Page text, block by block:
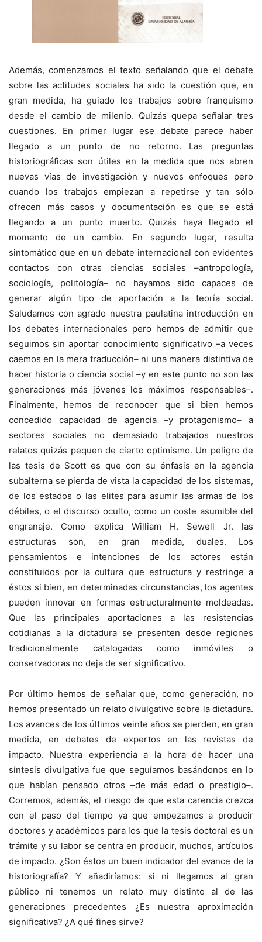
Además, comenzamos el texto señalando que el debate
sobre las actitudes sociales ha sido la cuestión que, en
gran medida, ha guiado los trabajos sobre franquismo
desde el cambio de milenio. Quizás quepa señalar tres
cuestiones. En primer lugar ese debate parece haber
llegado a un punto de no retorno. Las preguntas
historiográficas son útiles en la medida que nos abren
nuevas vías de investigación y nuevos enfoques pero
cuando los trabajos empiezan a repetirse y tan sólo
ofrecen más casos y documentación es que se está
llegando a un punto muerto. Quizás haya llegado el
momento de un cambio. En segundo lugar, resulta
sintomático que en un debate internacional con evidentes
contactos con otras ciencias sociales –antropología,
sociología, politología– no hayamos sido capaces de
generar algún tipo de aportación a la teoría social.
Saludamos con agrado nuestra paulatina introducción en
los debates internacionales pero hemos de admitir que
seguimos sin aportar conocimiento significativo –a veces
caemos en la mera traducción– ni una manera distintiva de
hacer historia o ciencia social –y en este punto no son las
generaciones más jóvenes los máximos responsables–.
Finalmente, hemos de reconocer que si bien hemos
concedido capacidad de agencia –y protagonismo– a
sectores sociales no demasiado trabajados nuestros
relatos quizás pequen de cierto optimismo. Un peligro de
las tesis de Scott es que con su énfasis en la agencia
subalterna se pierda de vista la capacidad de los sistemas,
de los estados o las elites para asumir las armas de los
débiles, o el discurso oculto, como un coste asumible del
engranaje. Como explica William H. Sewell Jr. las
estructuras son, en gran medida, duales. Los
pensamientos e intenciones de los actores están
constituidos por la cultura que estructura y restringe a
éstos si bien, en determinadas circunstancias, los agentes
pueden innovar en formas estructuralmente moldeadas.
Que las principales aportaciones a las resistencias
cotidianas a la dictadura se presenten desde regiones
tradicionalmente catalogadas como inmóviles o
conservadoras no deja de ser significativo.
Por último hemos de señalar que, como generación, no
hemos presentado un relato divulgativo sobre la dictadura.
Los avances de los últimos veinte años se pierden, en gran
medida, en debates de expertos en las revistas de
impacto. Nuestra experiencia a la hora de hacer una
síntesis divulgativa fue que seguíamos basándonos en lo
que habían pensado otros –de más edad o prestigio–.
Corremos, además, el riesgo de que esta carencia crezca
con el paso del tiempo ya que empezamos a producir
doctores y académicos para los que la tesis doctoral es un
trámite y su labor se centra en producir, muchos, artículos
de impacto. ¿Son éstos un buen indicador del avance de la
historiografía? Y añadiríamos: si ni llegamos al gran
público ni tenemos un relato muy distinto al de las
generaciones precedentes ¿Es nuestra aproximación
significativa? ¿A qué fines sirve?